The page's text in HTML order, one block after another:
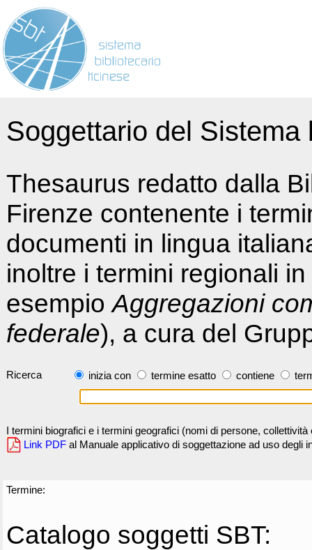
Soggettario del
Thesaurus redatto dalla
Firenze contenente i
documenti in lingua
inoltre i termini regionali
esempioAggregazioni
federale), a cura del
Ricerca inizia con termine esatto contiene
I termini biografici e i termini geografici (nomi di persone,
Link PDF al Manuale applicativo di soggettazione ad uso degli
Termine:
Catalogo soggetti SBT: